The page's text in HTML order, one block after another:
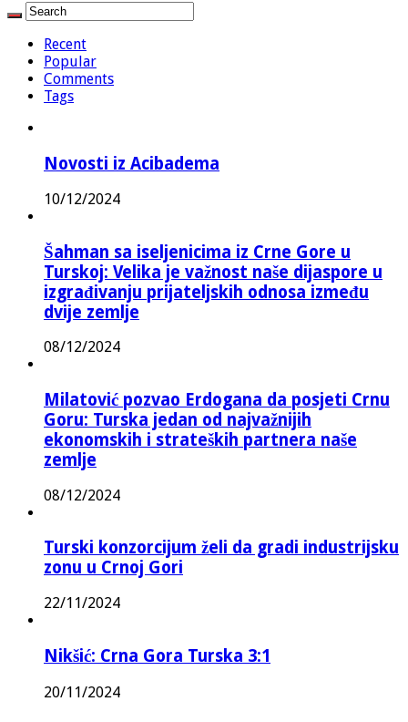
Recent
Popular
Comments
Tags
Novosti iz Acibadema
10/12/2024
Šahman sa iseljenicima iz Crne Gore u
Turskoj: Velika je važnost naše dijaspore u
izgrađivanju prijateljskih odnosa između
dvije zemlje
08/12/2024
Milatović pozvao Erdogana da posjeti Crnu
Goru: Turska jedan od najvažnijih
ekonomskih i strateških partnera naše
zemlje
08/12/2024
Turski konzorcijum želi da gradi industrijsku
zonu u Crnoj Gori
22/11/2024
Nikšić: Crna Gora Turska 3:1
20/11/2024